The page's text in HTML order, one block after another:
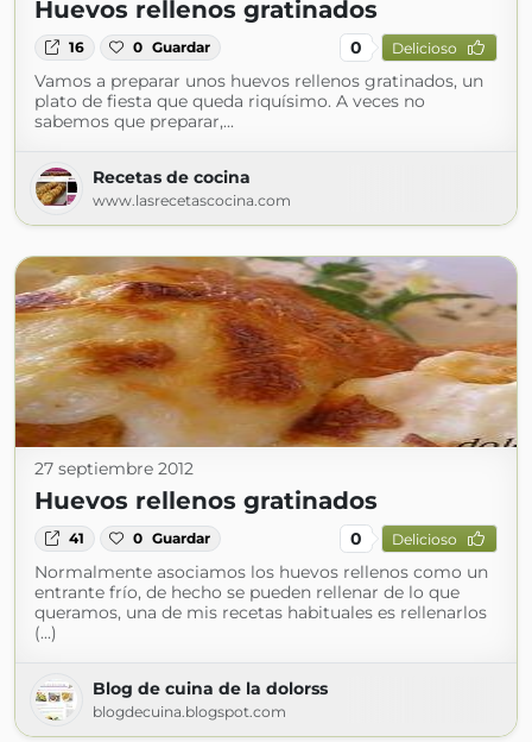
Huevos rellenos gratinados
16 0 Guardar 0 Delicioso
Vamos a preparar unos huevos rellenos gratinados, un
plato de fiesta que queda riquísimo. A veces no
sabemos que preparar,...
Recetas de cocina
www.lasrecetascocina.com
27 septiembre 2012
Huevos rellenos gratinados
41 0 Guardar 0 Delicioso
Normalmente asociamos los huevos rellenos como un
entrante frío, de hecho se pueden rellenar de lo que
queramos, una de mis recetas habituales es rellenarlos
(...)
Blog de cuina de la dolorss
blogdecuina.blogspot.com